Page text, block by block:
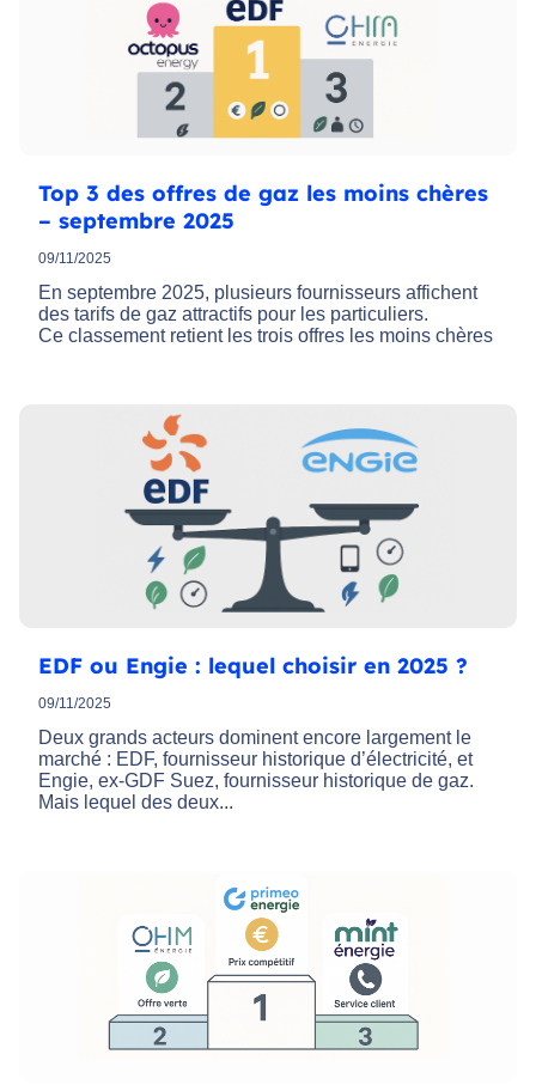
Top 3 des offres de gaz les moins chères
– septembre 2025
09/11/2025
En septembre 2025, plusieurs fournisseurs affichent
des tarifs de gaz attractifs pour les particuliers.
Ce classement retient les trois offres les moins chères
EDF ou Engie : lequel choisir en 2025 ?
09/11/2025
Deux grands acteurs dominent encore largement le
marché : EDF, fournisseur historique d’électricité, et
Engie, ex-GDF Suez, fournisseur historique de gaz.
Mais lequel des deux...